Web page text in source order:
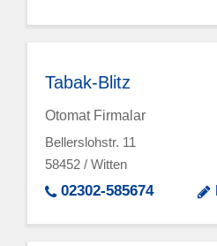
Tabak-Blitz
Otomat Firmalar
Bellerslohstr. 11
58452 / Witten
02302-585674